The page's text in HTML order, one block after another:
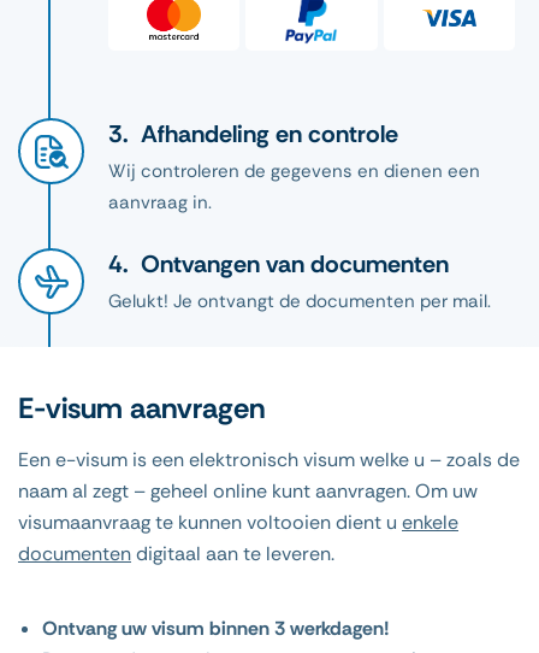
Afhandeling en controle
Wij controleren de gegevens en dienen een
aanvraag in.
Ontvangen van documenten
Gelukt! Je ontvangt de documenten per mail.
E-visum aanvragen
Een e-visum is een elektronisch visum welke u – zoals de
naam al zegt – geheel online kunt aanvragen. Om uw
visumaanvraag te kunnen voltooien dient u enkele
documentendigitaal aan te leveren.
Ontvang uw visum binnen 3 werkdagen!